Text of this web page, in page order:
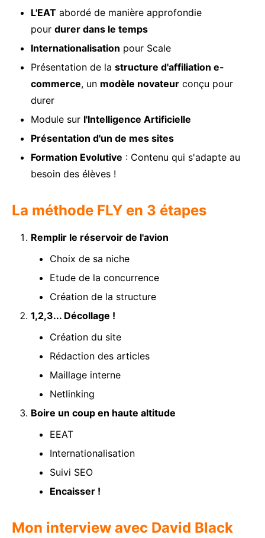
L'EAT abordé de manière approfondie
pour durer dans le temps
Internationalisation pour Scale
Présentation de la structure d'affiliation e-
commerce, un modèle novateur conçu pour
durer
Module sur l'Intelligence Artificielle
Présentation d'un de mes sites
Formation Evolutive : Contenu qui s'adapte au
besoin des élèves !
La méthode FLY en 3 étapes
Remplir le réservoir de l'avion
Choix de sa niche
Etude de la concurrence
Création de la structure
1,2,3... Décollage !
Création du site
Rédaction des articles
Maillage interne
Netlinking
Boire un coup en haute altitude
EEAT
Internationalisation
Suivi SEO
Encaisser !
Mon interview avec David Black